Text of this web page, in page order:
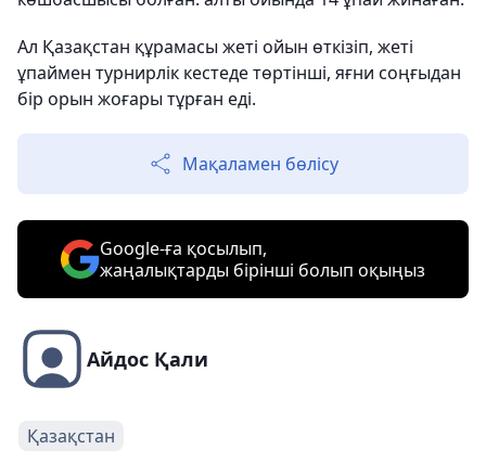
Ал Қазақстан құрамасы жеті ойын өткізіп, жеті
ұпаймен турнирлік кестеде төртінші, яғни соңғыдан
бір орын жоғары тұрған еді.
Мақаламен бөлісу
Google-ға қосылып,
жаңалықтарды бірінші болып оқыңыз
Айдос Қали
Қазақстан